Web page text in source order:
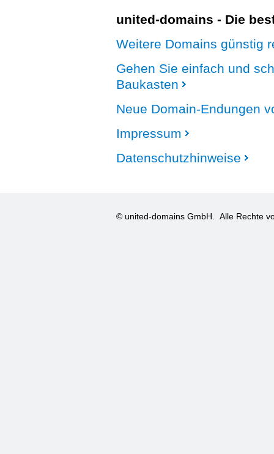
united-domains - Die
Weitere Domains günstig
Gehen Sie einfach und
Baukasten
Neue Domain-Endungen
Impressum
Datenschutzhinweise
© united-domains GmbH. Alle Rechte